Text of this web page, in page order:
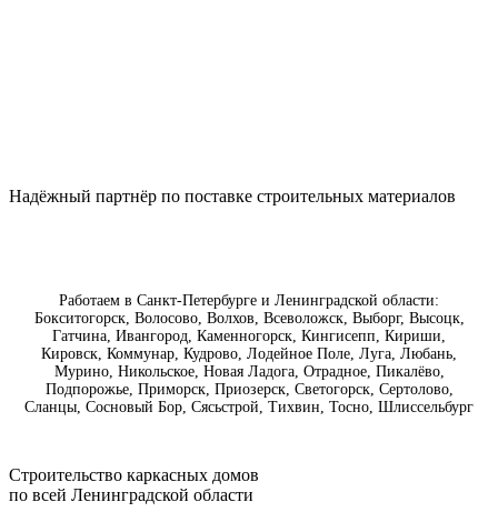
Надëжный партнёр по поставке строительных материалов
Работаем в Санкт-Петербурге и Ленинградской области:
Бокситогорск, Волосово, Волхов, Всеволожск, Выборг, Высоцк,
Гатчина, Ивангород, Каменногорск, Кингисепп, Кириши,
Кировск, Коммунар, Кудрово, Лодейное Поле, Луга, Любань,
Мурино, Никольское, Новая Ладога, Отрадное, Пикалёво,
Подпорожье, Приморск, Приозерск, Светогорск, Сертолово,
Сланцы, Сосновый Бор, Сясьстрой, Тихвин, Тосно, Шлиссельбург
Строительство каркасных дoмoв
по всей Ленинградской области